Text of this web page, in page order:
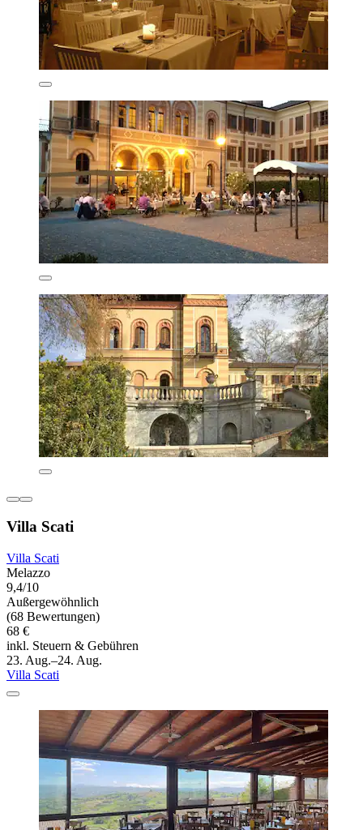
Villa Scati
Villa Scati
Melazzo
9,4/10
Außergewöhnlich
(68 Bewertungen)
68 €
inkl. Steuern & Gebühren
23. Aug.–24. Aug.
Villa Scati